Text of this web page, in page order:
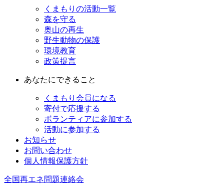
くまもりの活動一覧
森を守る
奥山の再生
野生動物の保護
環境教育
政策提言
あなたにできること
くまもり会員になる
寄付で応援する
ボランティアに参加する
活動に参加する
お知らせ
お問い合わせ
個人情報保護方針
全国再エネ問題連絡会